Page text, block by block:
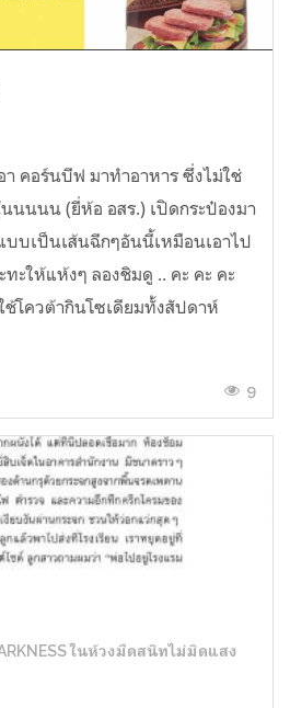
า คอร์นบีฟ มาทำอาหาร ซึ่งไม่ใช่
นนน (ยี่ห้อ อสร.) เปิดกระป๋องมา
บบเป็นเส้นฉีกๆอันนี้เหมือนเอาไป
ะให้แห้งๆ ลองชิมดู .. คะ คะ คะ
ช้โควต้ากินโซเดียมทั้งสัปดาห์
9
ในห้วงมืดสนิทไม่มิดแสง